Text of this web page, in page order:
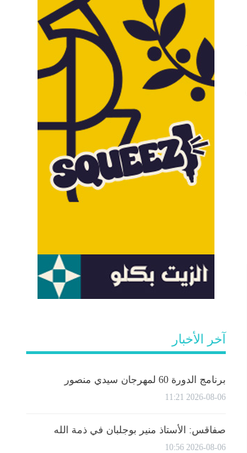
آخر الأخبار
برنامج الدورة 60 لمهرجان سيدي منصور
2026-08-06 11:21
صفاقس: الأستاذ منير بوجلبان في ذمة الله
2026-08-06 10:56